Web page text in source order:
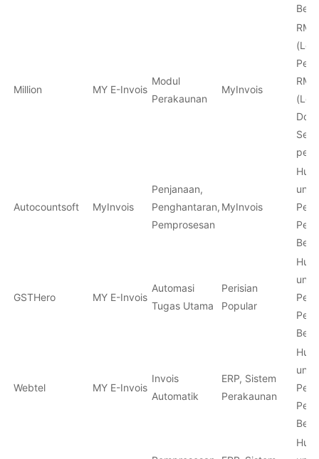
Million MY E-Invois
Modul
Perakaunan
MyInvois
RM
RM
Autocountsoft MyInvois
Penjanaan,
Penghantaran,
Pemprosesan
MyInvois
GSTHero MY E-Invois
Automasi
Tugas Utama
Perisian
Popular
Webtel MY E-Invois
Invois
Automatik
ERP, Sistem
Perakaunan